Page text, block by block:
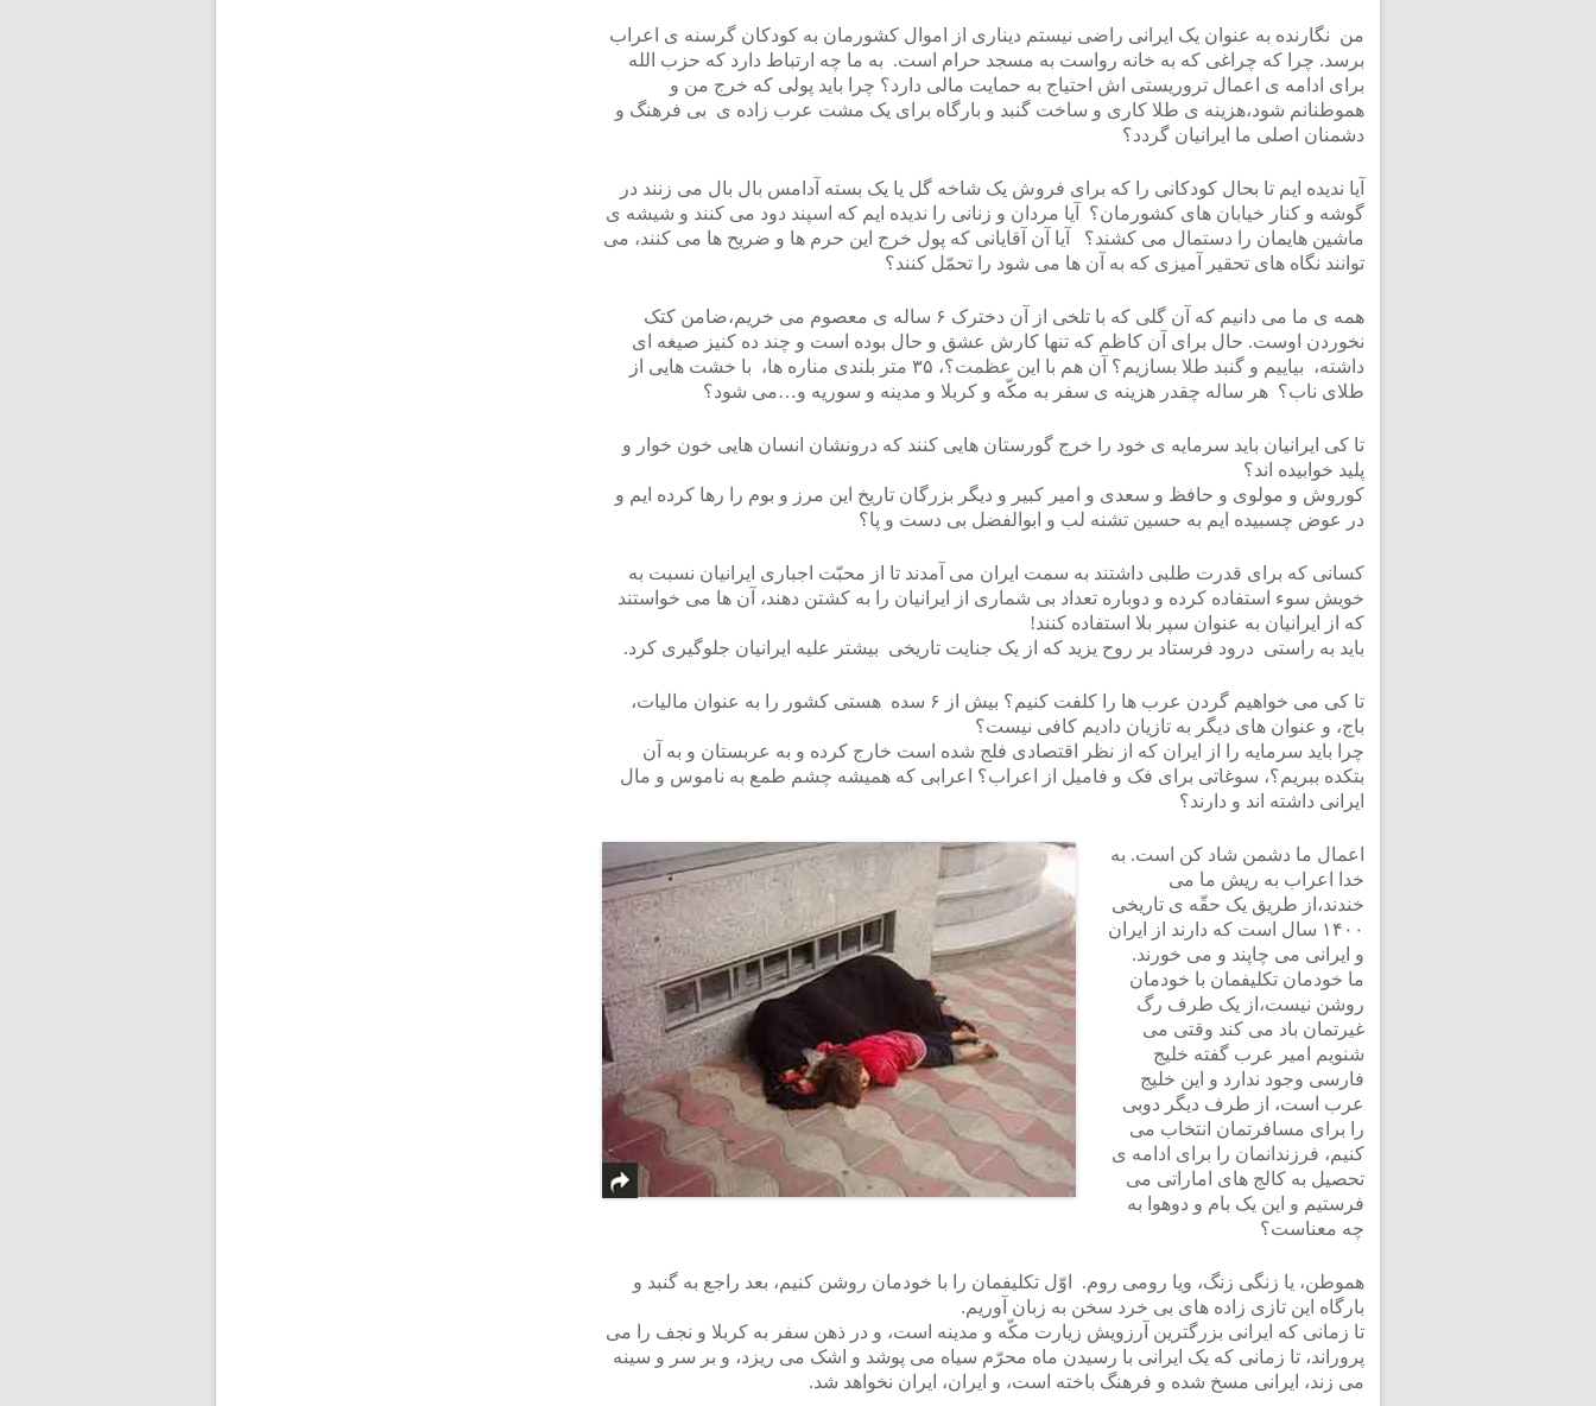
من نگارنده به عنوان یک ایرانی راضی نیستم دیناری از اموال کشورمان به کودکان گرسنه ی اعراب
برسد. چرا که چراغی که به خانه رواست به مسجد حرام است. به ما چه ارتباط دارد که حزب الله
برای ادامه ی اعمال تروریستی اش احتیاج به حمایت مالی دارد؟ چرا باید پولی که خرج من و
هموطنانم شود،هزینه ی طلا کاری و ساخت گنبد و بارگاه برای یک مشت عرب زاده ی بی فرهنگ و
دشمنان اصلی ما ایرانیان گردد؟
آیا ندیده ایم تا بحال کودکانی را که برای فروش یک شاخه گل یا یک بسته آدامس بال بال می زنند در
گوشه و کنار خیابان های کشورمان؟ آیا مردان و زنانی را ندیده ایم که اسپند دود می کنند و شیشه ی
ماشین هایمان را دستمال می کشند؟ آیا آن آقایانی که پول خرج این حرم ها و ضریح ها می کنند، می
توانند نگاه های تحقیر آمیزی که به آن ها می شود را تحمّل کنند؟
همه ی ما می دانیم که آن گلی که با تلخی از آن دخترک ۶ ساله ی معصوم می خریم،ضامن کتک
نخوردن اوست. حال برای آن کاظم که تنها کارش عشق و حال بوده است و چند ده کنیز صیغه ای
داشته، بیاییم و گنبد طلا بسازیم؟ آن هم با این عظمت؟، ۳۵ متر بلندی مناره ها، با خشت هایی از
طلای ناب؟ هر ساله چقدر هزینه ی سفر به مکّه و کربلا و مدینه و سوریه و…می شود؟
تا کی ایرانیان باید سرمایه ی خود را خرج گورستان هایی کنند که درونشان انسان هایی خون خوار و
پلید خوابیده اند؟
کوروش و مولوی و حافظ و سعدی و امیر کبیر و دیگر بزرگان تاریخ این مرز و بوم را رها کرده ایم و
در عوض چسبیده ایم به حسین تشنه لب و ابوالفضل بی دست و پا؟
کسانی که برای قدرت طلبی داشتند به سمت ایران می آمدند تا از محبّت اجباری ایرانیان نسبت به
خویش سوء استفاده کرده و دوباره تعداد بی شماری از ایرانیان را به کشتن دهند، آن ها می خواستند
که از ایرانیان به عنوان سپر بلا استفاده کنند!
باید به راستی درود فرستاد بر روح یزید که از یک جنایت تاریخی بیشتر علیه ایرانیان جلوگیری کرد.
تا کی می خواهیم گردن عرب ها را کلفت کنیم؟ بیش از ۶ سده هستی کشور را به عنوان مالیات،
باج، و عنوان های دیگر به تازیان دادیم کافی نیست؟
چرا باید سرمایه را از ایران که از نظر اقتصادی فلج شده است خارج کرده و به عربستان و به آن
بتکده ببریم؟، سوغاتی برای فک و فامیل از اعراب؟ اعرابی که همیشه چشم طمع به ناموس و مال
ایرانی داشته اند و دارند؟
اعمال ما دشمن شاد کن است. به
خدا اعراب به ریش ما می
خندند،از طریق یک حقّه ی تاریخی
۱۴۰۰ سال است که دارند از ایران
و ایرانی می چاپند و می خورند.
ما خودمان تکلیفمان با خودمان
روشن نیست،از یک طرف رگ
غیرتمان باد می کند وقتی می
شنویم امیر عرب گفته خلیج
فارسی وجود ندارد و این خلیج
عرب است، از طرف دیگر دوبی
را برای مسافرتمان انتخاب می
کنیم، فرزندانمان را برای ادامه ی
تحصیل به کالج های اماراتی می
فرستیم و این یک بام و دوهوا به
چه معناست؟
هموطن، یا زنگی زنگ، ویا رومی روم. اوّل تکلیفمان را با خودمان روشن کنیم، بعد راجع به گنبد و
بارگاه این تازی زاده های بی خرد سخن به زبان آوریم.
تا زمانی که ایرانی بزرگترین آرزویش زیارت مکّه و مدینه است، و در ذهن سفر به کربلا و نجف را می
پروراند، تا زمانی که یک ایرانی با رسیدن ماه محرّم سیاه می پوشد و اشک می ریزد، و بر سر و سینه
می زند، ایرانی مسخ شده و فرهنگ باخته است، و ایران، ایران نخواهد شد.